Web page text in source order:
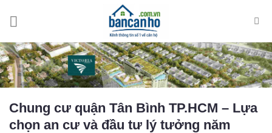
Chung cư quận Tân Bình TP.HCM – Lựa
chọn an cư và đầu tư lý tưởng năm